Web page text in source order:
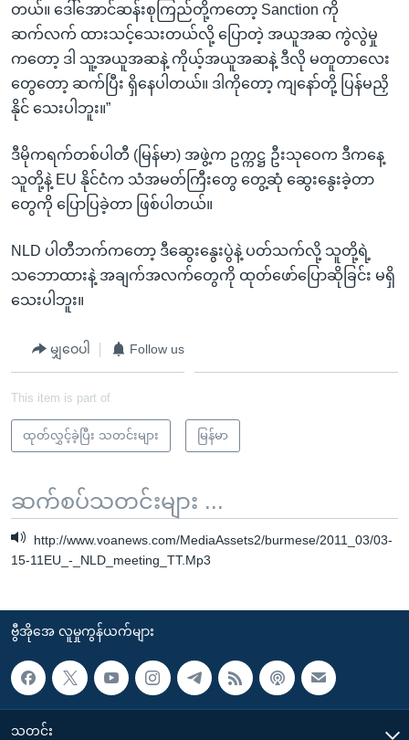
တယ်။ ဒေါ်အောင်ဆန်းစုကြည်တို့ကတော့ Sanction ကို
ဆက်လက် ထားသင့်သေးတယ်လို့ ပြောတဲ့ အယူအဆ ကွဲလွဲမှု
ကတော့ ဒါ သူ့အယူအဆနဲ့ ကိုယ့်အယူအဆနဲ့ ဒီလို မတူတာလေး
တွေတော့ ဆက်ပြီး ရှိနေပါတယ်။ ဒါကိုတော့ ကျနော်တို့ ပြန်မညှိ
နိုင် သေးပါဘူး။”
ဒီမိုကရက်တစ်ပါတီ (မြန်မာ) အဖွဲ့က ဥက္ကဋ္ဌ ဦးသုဝေက ဒီကနေ့
သူတို့နဲ့ EU နိုင်ငံက သံအမတ်ကြီးတွေ တွေ့ဆုံ ဆွေးနွေးခဲ့တာ
တွေကို ပြောပြခဲ့တာ ဖြစ်ပါတယ်။
NLD ပါတီဘက်ကတော့ ဒီဆွေးနွေးပွဲနဲ့ ပတ်သက်လို့ သူတို့ရဲ့
သဘောထားနဲ့ အချက်အလက်တွေကို ထုတ်ဖော်ပြောဆိုခြင်း မရှိ
သေးပါဘူး။
မျှဝေပါ Follow us
This item is part of
ထုတ်လွှင့်ခဲ့ပြီး သတင်းများ မြန်မာ
ဆက်စပ်သတင်းများ ...
http://www.voanews.com/MediaAssets2/burmese/2011_03/03-
15-11EU_-_NLD_meeting_TT.Mp3
ဗွီအိုအေ လူမှုကွန်ယက်များ
သတင်း